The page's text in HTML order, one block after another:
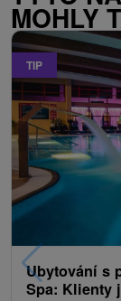
MOHLY
TIP
Ubytování s
Spa: Klienty